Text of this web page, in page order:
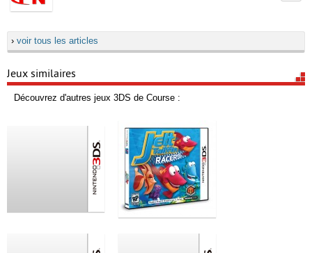
› voir tous les articles
Jeux similaires
Découvrez d'autres jeux 3DS de Course :